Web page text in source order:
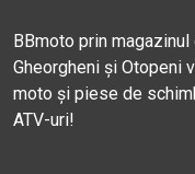
BBmoto prin
Gheorgheni și Otopeni
moto și piese de
ATV-uri!